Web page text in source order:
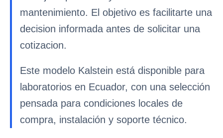
mantenimiento. El objetivo es facilitarte una
decision informada antes de solicitar una
cotizacion.
Este modelo Kalstein está disponible para
laboratorios en Ecuador, con una selección
pensada para condiciones locales de
compra, instalación y soporte técnico.